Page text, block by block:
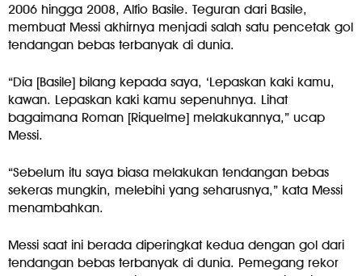
2006 hingga 2008, Alfio Basile. Teguran dari Basile,
membuat Messi akhirnya menjadi salah satu pencetak gol
tendangan bebas terbanyak di dunia.
“Dia [Basile] bilang kepada saya, ‘Lepaskan kaki kamu,
kawan. Lepaskan kaki kamu sepenuhnya. Lihat
bagaimana Roman [Riquelme] melakukannya,” ucap
Messi.
“Sebelum itu saya biasa melakukan tendangan bebas
sekeras mungkin, melebihi yang seharusnya,” kata Messi
menambahkan.
Messi saat ini berada diperingkat kedua dengan gol dari
tendangan bebas terbanyak di dunia. Pemegang rekor